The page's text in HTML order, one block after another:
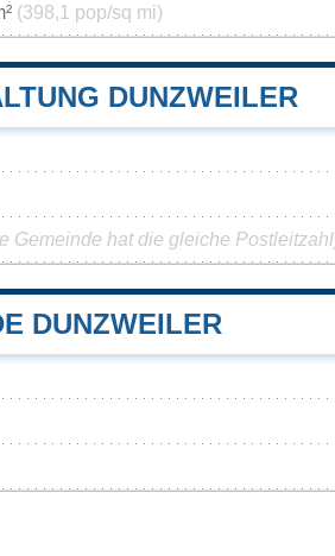
(398,1 pop/sq mi)
DUNZWEILER
Gemeinde hat die gleiche
DUNZWEILER